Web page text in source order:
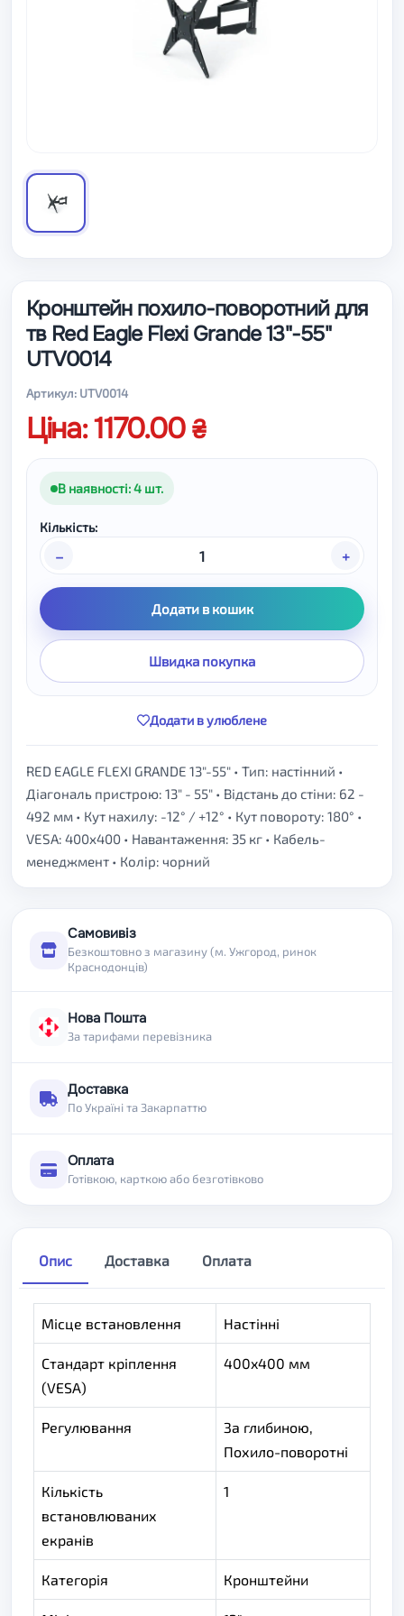
Кронштейн похило-поворотний для
тв Red Eagle Flexi Grande 13"-55"
UTV0014
Артикул: UTV0014
Ціна: 1170.00
В наявності: 4 шт.
Кількість:
– +
Додати в кошик
Швидка покупка
Додати в улюблене
RED EAGLE FLEXI GRANDE 13"-55" • Тип: настінний •
Діагональ пристрою: 13" - 55" • Відстань до стіни: 62 -
492 мм • Кут нахилу: -12° / +12° • Кут повороту: 180° •
VESA: 400x400 • Навантаження: 35 кг • Кабель-
менеджмент • Колір: чорний
Самовивіз
Безкоштовно з магазину (м. Ужгород, ринок
Краснодонців)
Нова Пошта
За тарифами перевізника
Доставка
По Україні та Закарпаттю
Оплата
Готівкою, карткою або безготівково
Опис Доставка Оплата
Місце встановлення Настінні
Стандарт кріплення
(VESA)
400x400 мм
Регулювання
За глибиною,
Похило-поворотні
Кількість
встановлюваних
екранів
1
Категорія Кронштейни